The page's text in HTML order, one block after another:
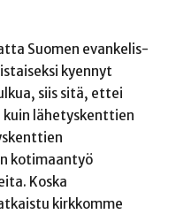
Suomen evankelis-
kyennyt
siis sitä, ettei
kuin lähetyskenttien
kotimaantyö
Koska
kirkkomme